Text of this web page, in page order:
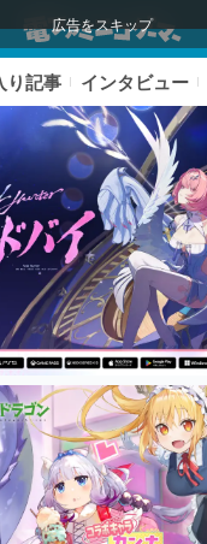
広告をスキップ
ップ
れている記事ランキング
り記事 インタビュー